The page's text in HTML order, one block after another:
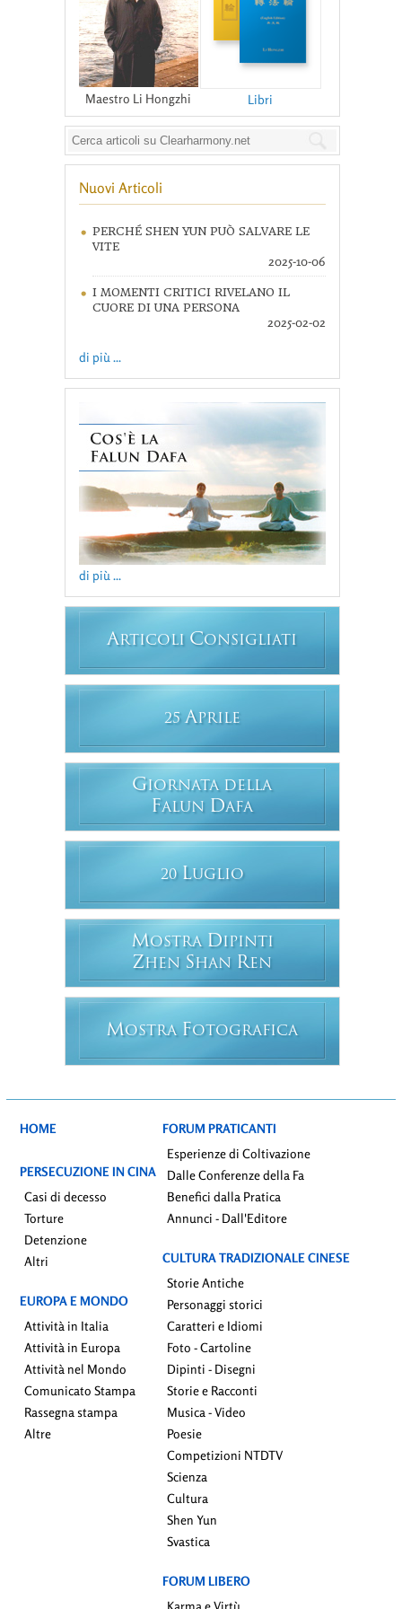
Maestro Li Hongzhi Libri
Nuovi Articoli
PERCHÉ SHEN YUN PUÒ SALVARE LE
VITE
2025-10-06
I MOMENTI CRITICI RIVELANO IL
CUORE DI UNA PERSONA
2025-02-02
di più ...
di più ...
ARTICOLI CONSIGLIATI
25 APRILE
GIORNATA DELLA
FALUN DAFA
20 LUGLIO
MOSTRA DIPINTI
ZHEN SHAN REN
MOSTRA FOTOGRAFICA
HOME
PERSECUZIONE IN CINA
Casi di decesso
Torture
Detenzione
Altri
EUROPA E MONDO
Attività in Italia
Attività in Europa
Attività nel Mondo
Comunicato Stampa
Rassegna stampa
Altre
FORUM PRATICANTI
Esperienze di Coltivazione
Dalle Conferenze della Fa
Benefici dalla Pratica
Annunci - Dall'Editore
CULTURA TRADIZIONALE CINESE
Storie Antiche
Personaggi storici
Caratteri e Idiomi
Foto - Cartoline
Dipinti - Disegni
Storie e Racconti
Musica - Video
Poesie
Competizioni NTDTV
Scienza
Cultura
Shen Yun
Svastica
FORUM LIBERO
Karma e Virtù